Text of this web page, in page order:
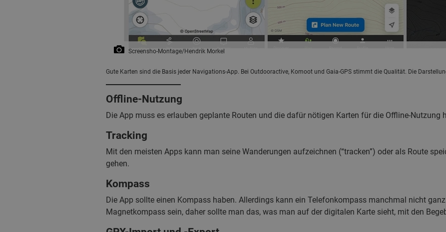
Screensho-Montage/Hendrik Morkel
Gute Karten sind die Basis jeder Navigations-App. Bei Outdooractive, Komoot und Gaia-GPS stimmt die Qualität. Die
Offline-Nutzung
Die App muss es erlauben geplante Routen und die dafür nötigen Karten für die Offline-Nutzung
Tracking
Mit den meisten Apps kann man seine Wanderungen aufzeichnen (“tracken”) oder als Route
gehen.
Kompass
Die App sollte einen Kompass haben. Allerdings kann ein Telefonkompass manchmal nicht
Magnetkompass sein, daher sollte man das, was man auf der digitalen Karte sieht, mit den